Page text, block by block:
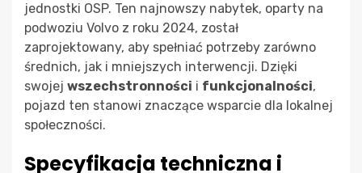
jednostki OSP. Ten najnowszy nabytek, oparty na
podwoziu Volvo z roku 2024, został
zaprojektowany, aby spełniać potrzeby zarówno
średnich, jak i mniejszych interwencji. Dzięki
swojej wszechstronności i funkcjonalności,
pojazd ten stanowi znaczące wsparcie dla lokalnej
społeczności.
Specyfikacja techniczna i